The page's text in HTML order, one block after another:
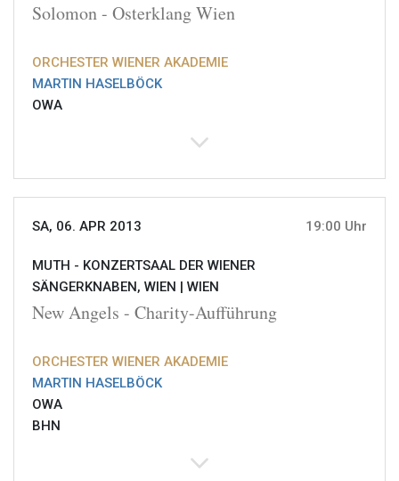
Solomon - Osterklang Wien
ORCHESTER WIENER AKADEMIE
MARTIN HASELBÖCK
OWA
SA, 06. APR 2013 19:00 Uhr
MUTH - KONZERTSAAL DER WIENER
SÄNGERKNABEN, WIEN | WIEN
New Angels - Charity-Aufführung
ORCHESTER WIENER AKADEMIE
MARTIN HASELBÖCK
OWA
BHN